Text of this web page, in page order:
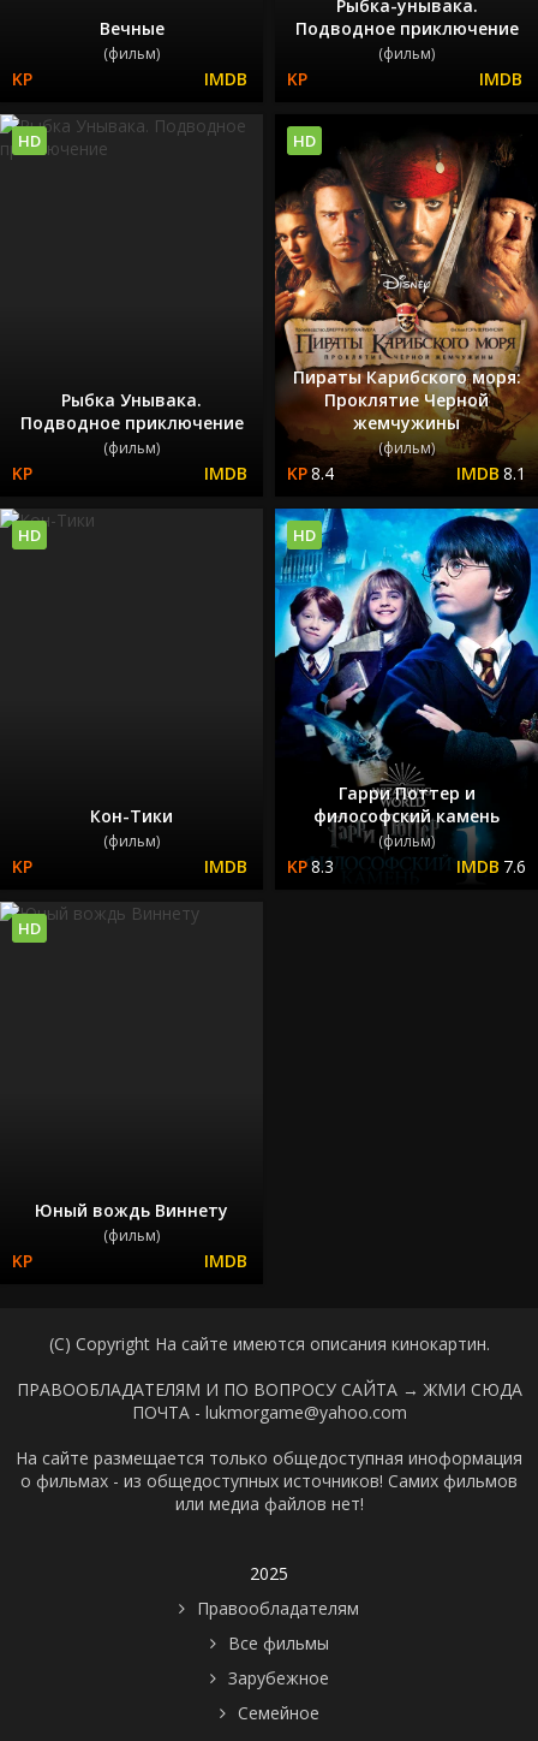
Вечные
(фильм)
Рыбка-унывака.
Подводное приключение
(фильм)
Рыбка Унывака.
Подводное приключение
(фильм)
HD
Пираты Карибского моря:
Проклятие Черной
жемчужины
(фильм)
8.4 8.1
HD
Кон-Тики
(фильм)
HD
Гарри Поттер и
философский камень
(фильм)
8.3 7.6
HD
Юный вождь Виннету
(фильм)
HD
(C) Copyright На сайте имеются описания кинокартин.
ПРАВООБЛАДАТЕЛЯМ И ПО ВОПРОСУ САЙТА → ЖМИ СЮДА
ПОЧТА - lukmorgame@yahoo.com
На сайте размещается только общедоступная иноформация
о фильмах - из общедоступных источников! Самих фильмов
или медиа файлов нет!
2025
Правообладателям
Все фильмы
Зарубежное
Семейное